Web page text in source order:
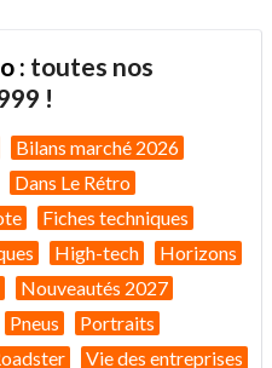
: toutes nos
!
Bilans marché 2026
Dans Le Rétro
Fiches techniques
High-tech
Horizons
Nouveautés 2027
Pneus
Portraits
Vie des entreprises